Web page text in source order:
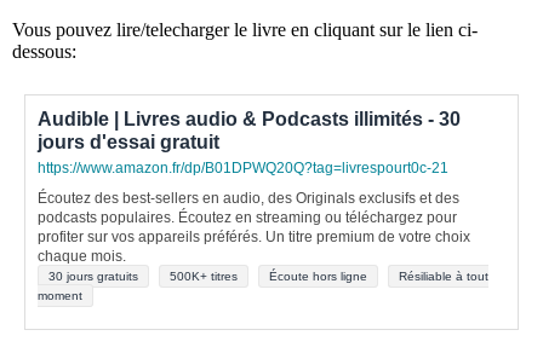
Vous pouvez lire/telecharger le livre en cliquant sur le lien ci-
dessous:
Audible | Livres audio & Podcasts illimités - 30
jours d'essai gratuit
https://www.amazon.fr/dp/B01DPWQ20Q?tag=livrespourt0c-21
Écoutez des best-sellers en audio, des Originals exclusifs et des
podcasts populaires. Écoutez en streaming ou téléchargez pour
profiter sur vos appareils préférés. Un titre premium de votre choix
chaque mois.
30 jours gratuits 500K+ titres Écoute hors ligne
Résiliable à tout
moment